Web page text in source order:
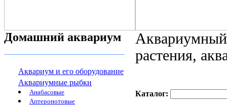
Домашний аквариум
Аквариум и его оборудование
Аквариумные рыбки
Анабасовые
Аптеронотовые
растения,
Каталог: